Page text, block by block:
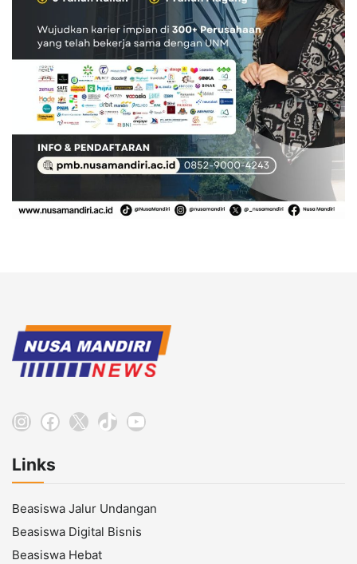
Instagram
Facebook
X TikTokYouTube
Links
Beasiswa Jalur Undangan
Beasiswa Digital Bisnis
Beasiswa Hebat